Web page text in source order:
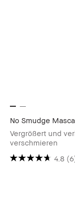
No Smudge
Vergrößert und
verschmieren
4.8